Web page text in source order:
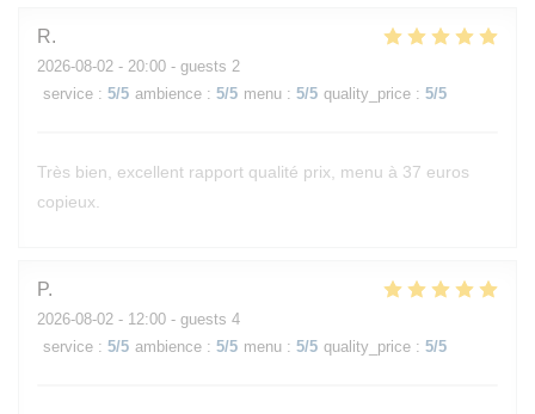
R
2026-08-02 - 20:00 - guests 2
service : 5/5 ambience : 5/5 menu : 5/5 quality_price : 5/5
Très bien, excellent rapport qualité prix, menu à 37 euros
copieux.
P
2026-08-02 - 12:00 - guests 4
service : 5/5 ambience : 5/5 menu : 5/5 quality_price : 5/5